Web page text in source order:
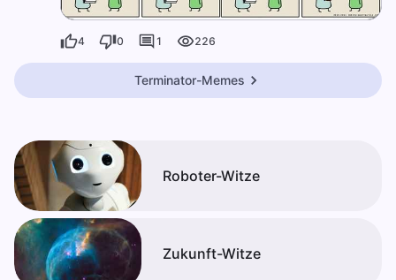
4 0 1 226
Terminator-Memes
Roboter-Witze
Zukunft-Witze